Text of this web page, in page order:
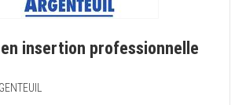
insertion professionnelle